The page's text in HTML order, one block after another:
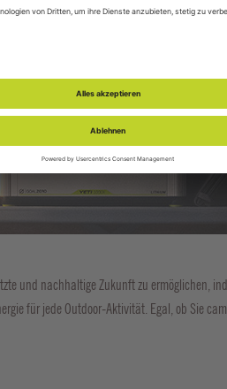
und nachhaltige Zukunft zu ermöglichen,
für jede Outdoor-Aktivität. Egal, ob Sie